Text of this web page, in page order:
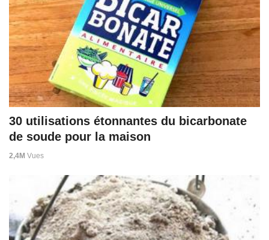
30 utilisations étonnantes du bicarbonate
de soude pour la maison
2,4M Vues